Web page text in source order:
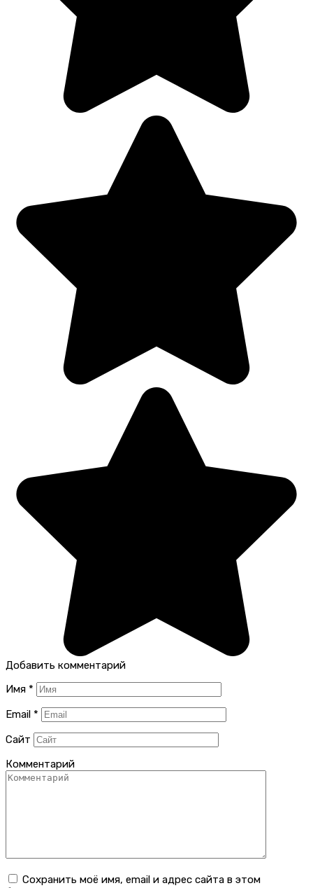
Добавить комментарий
Имя *
Email *
Сайт
Комментарий
Сохранить моё имя, email и адрес сайта в этом